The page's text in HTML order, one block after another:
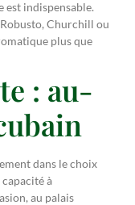
est indispensable.
Robusto, Churchill ou
plus que
: au-
dans le choix
à
au palais